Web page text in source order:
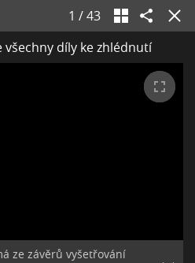
1 /43
díly ke zhlédnutí
ze závěrů vyšetřování